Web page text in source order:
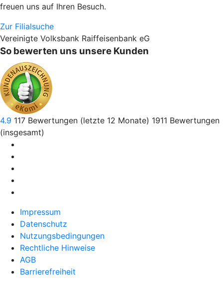
freuen uns auf Ihren Besuch.
Zur Filialsuche
Vereinigte Volksbank Raiffeisenbank eG
So bewerten uns unsere Kunden
4.9 117 Bewertungen (letzte 12 Monate) 1911 Bewertungen
(insgesamt)
Impressum
Datenschutz
Nutzungsbedingungen
Rechtliche Hinweise
AGB
Barrierefreiheit